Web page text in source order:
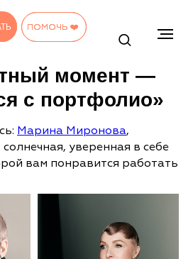
ПОМОЧЬ ❤️
ПОМОЧЬ ❤️
момент —
с портфолио»
Марина Миронова,
уверенная в себе
вам понравится работать